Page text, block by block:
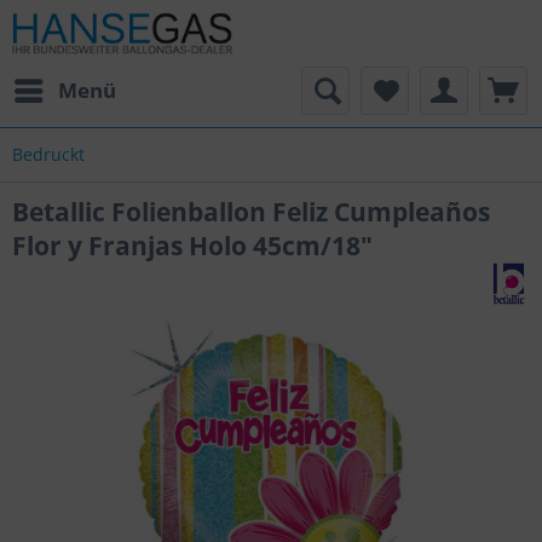
Menü
Bedruckt
Betallic Folienballon Feliz Cumpleaños
Flor y Franjas Holo 45cm/18"